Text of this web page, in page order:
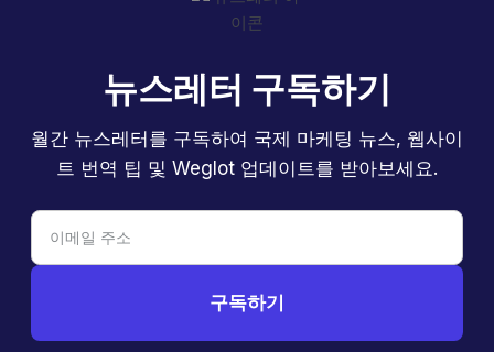
뉴스레터 구독하기
월간 뉴스레터를 구독하여 국제 마케팅 뉴스, 웹사이
트 번역 팁 및 Weglot 업데이트를 받아보세요.